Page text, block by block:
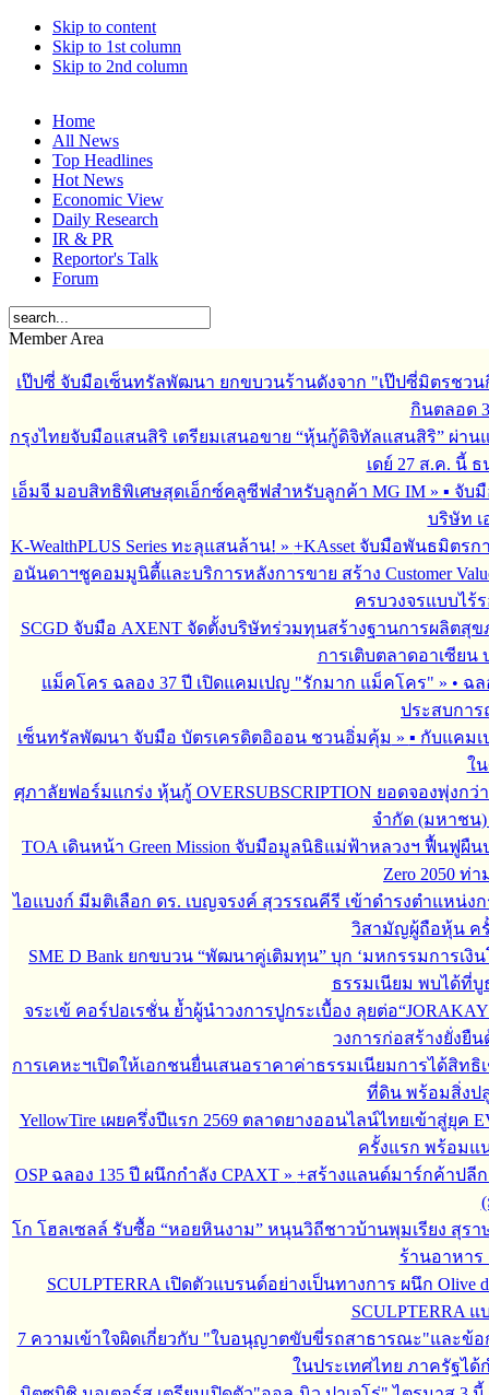
Skip to content
Skip to 1st column
Skip to 2nd column
Home
All News
Top Headlines
Hot News
Economic View
Daily Research
IR & PR
Reportor's Talk
Forum
Member Area
เป๊ปซี่ จับมือเซ็นทรัลพัฒนา ยกขบวนร้านดังจาก "เป๊ปซี่มิตรชว
กินตลอด
กรุงไทยจับมือแสนสิริ เตรียมเสนอขาย “หุ้นกู้ดิจิทัลแสนสิริ” ผ่าน
เดย์ 27 ส.ค. นี้
เอ็มจี มอบสิทธิพิเศษสุดเอ็กซ์คลูซีฟสำหรับลูกค้า MG IM» ▪︎ จับ
บริษัท เ
K-WealthPLUS Series ทะลุแสนล้าน! » +KAsset จับมือพันธมิตรการ
อนันดาฯชูคอมมูนิตี้และบริการหลังการขาย สร้าง Customer
ครบวงจรแบบไร้
SCGD จับมือ AXENT จัดตั้งบริษัทร่วมทุนสร้างฐานการผลิต
การเติบตลาดอาเซียน
แม็คโคร ฉลอง 37 ปี เปิดแคมเปญ "รักมาก แม็คโคร" » • ฉ
ประสบกา
เซ็นทรัลพัฒนา จับมือ บัตรเครดิตอิออน ชวนอิ่มคุ้ม » ▪︎ กับแคม
ใ
ศุภาลัยฟอร์มแกร่ง หุ้นกู้ OVERSUBSCRIPTION ยอดจองพุ่งกว่
จำกัด (มหาชน)
TOA เดินหน้า Green Mission จับมือมูลนิธิแม่ฟ้าหลวงฯ ฟื้นฟูผื
Zero 2050 ท่
ไอแบงก์ มีมติเลือก ดร. เบญจรงค์ สุวรรณคีรี เข้าดำรงตำแหน่ง
วิสามัญผู้ถือหุ้น ครั้
SME D Bank ยกขบวน “พัฒนาคู่เติมทุน” บุก ‘มหกรรมการเงิ
ธรรมเนียม พบได้ที่
จระเข้ คอร์ปอเรชั่น ย้ำผู้นำวงการปูกระเบื้อง ลุยต่อ“JORAKAY
วงการก่อสร้างยั่งยื
การเคหะฯเปิดให้เอกชนยื่นเสนอราคาค่าธรรมเนียมการได้สิทธิ
ที่ดิน พร้อมสิ่งป
YellowTire เผยครึ่งปีแรก 2569 ตลาดยางออนไลน์ไทยเข้าสู่ยุค
ครั้งแรก พร้อมแ
OSP ฉลอง 135 ปี ผนึกกำลัง CPAXT» +สร้างแลนด์มาร์กค้าปลี
โก โฮลเซลล์ รับซื้อ “หอยหินงาม” หนุนวิถีชาวบ้านพุมเรียง สุรา
ร้านอาหาร
SCULPTERRA เปิดตัวแบรนด์อย่างเป็นทางการ ผนึก Olive
SCULPTERRA
7 ความเข้าใจผิดเกี่ยวกับ "ใบอนุญาตขับขี่รถสาธารณะ"และข้
ในประเทศไทย ภาครัฐไ